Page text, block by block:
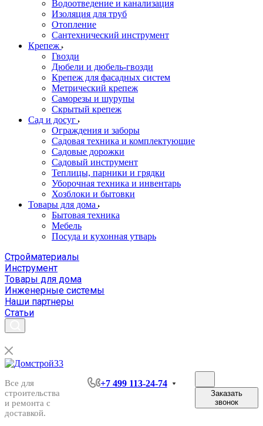
Водоотведение и канализация
Изоляция для труб
Отопление
Сантехнический инструмент
Крепеж
Гвозди
Дюбели и дюбель-гвозди
Крепеж для фасадных систем
Метрический крепеж
Саморезы и шурупы
Скрытый крепеж
Сад и досуг
Ограждения и заборы
Садовая техника и комплектующие
Садовые дорожки
Садовый инструмент
Теплицы, парники и грядки
Уборочная техника и инвентарь
Хозблоки и бытовки
Товары для дома
Бытовая техника
Мебель
Посуда и кухонная утварь
Стройматериалы
Инструмент
Товары для дома
Инженерные системы
Наши партнеры
Статьи
Все для
строительства
и ремонта с
доставкой.
+7 499 113-24-74
Заказать
звонок